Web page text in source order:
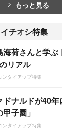
もっと見る
チオシ特集
海荷さんと学ぶ
リアル
ンタイアップ特集
ドナルドが40
甲子園」
ンタイアップ特集